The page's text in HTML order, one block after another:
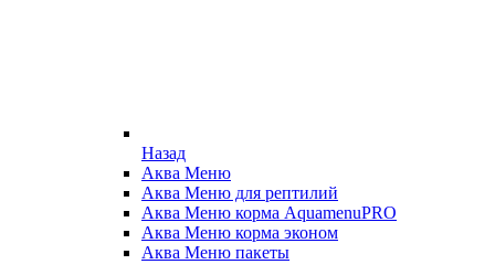
Назад
Аква Меню
Аква Меню для рептилий
Аква Меню корма AquamenuPRO
Аква Меню корма эконом
Аква Меню пакеты